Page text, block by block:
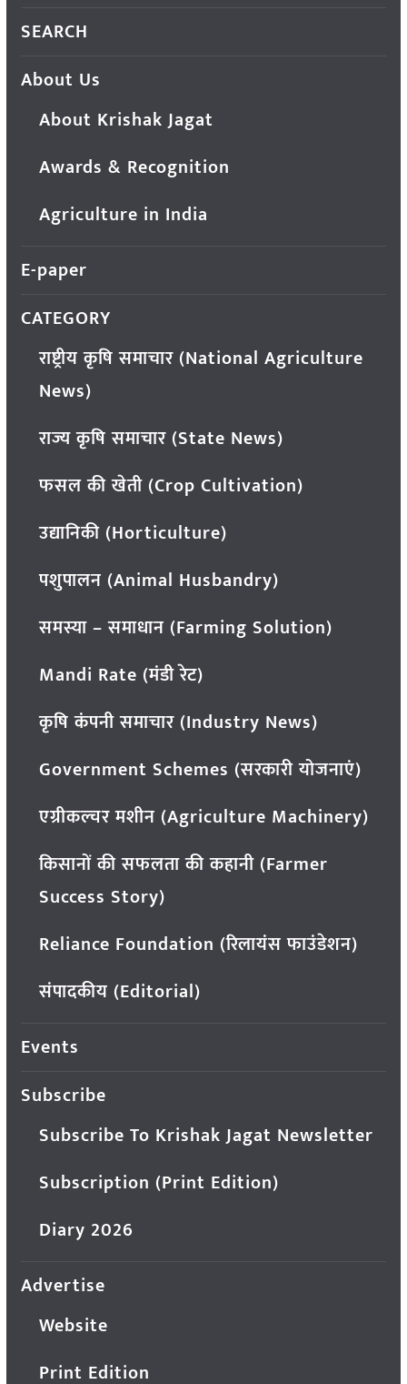
SEARCH
About Us
About Krishak Jagat
Awards & Recognition
Agriculture in India
E-paper
CATEGORY
राष्ट्रीय कृषि समाचार (National Agriculture
News)
राज्य कृषि समाचार (State News)
फसल की खेती (Crop Cultivation)
उद्यानिकी (Horticulture)
पशुपालन (Animal Husbandry)
समस्या – समाधान (Farming Solution)
Mandi Rate (मंडी रेट)
कृषि कंपनी समाचार (Industry News)
Government Schemes (सरकारी योजनाएं)
एग्रीकल्चर मशीन (Agriculture Machinery)
किसानों की सफलता की कहानी (Farmer
Success Story)
Reliance Foundation (रिलायंस फाउंडेशन)
संपादकीय (Editorial)
Events
Subscribe
Subscribe To Krishak Jagat Newsletter
Subscription (Print Edition)
Diary 2026
Advertise
Website
Print Edition